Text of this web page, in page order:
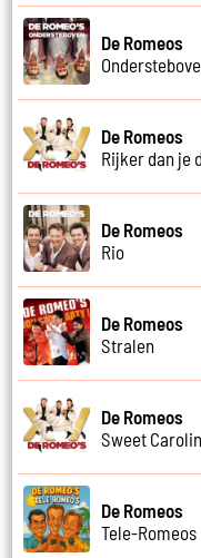
De Romeos
De Romeos
Rijker dan je
De Romeos
Rio
De Romeos
Stralen
De Romeos
Sweet
De Romeos
Tele-Romeos